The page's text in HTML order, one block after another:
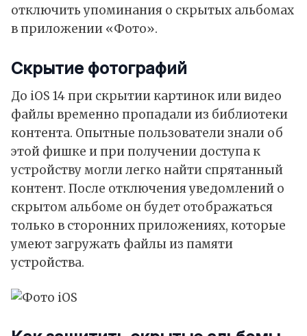
отключить упоминания о скрытых альбомах
в приложении «Фото».
Скрытие фотографий
До iOS 14 при скрытии картинок или видео
файлы временно пропадали из библиотеки
контента. Опытные пользователи знали об
этой фишке и при получении доступа к
устройству могли легко найти спрятанный
контент. После отключения уведомлений о
скрытом альбоме он будет отображаться
только в сторонних приложениях, которые
умеют загружать файлы из памяти
устройства.